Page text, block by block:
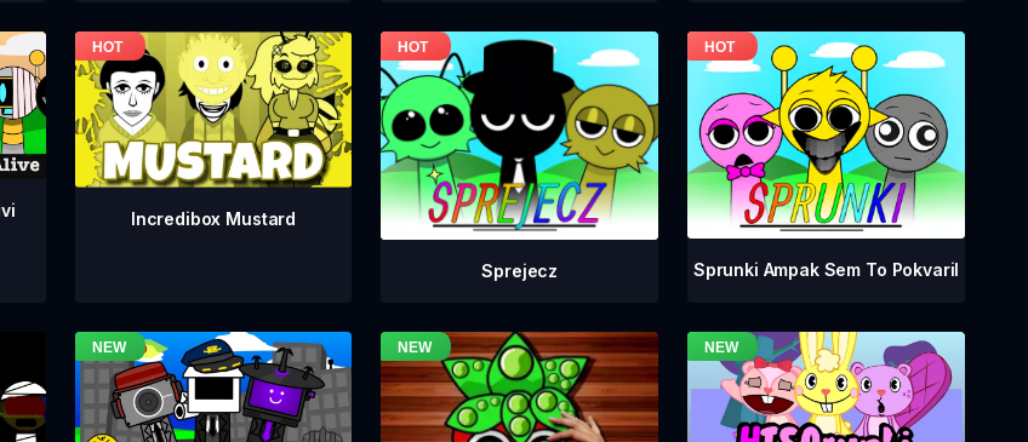
Incredibox Mustard
Sprejecz Sprunki Ampak Sem To Pokvaril